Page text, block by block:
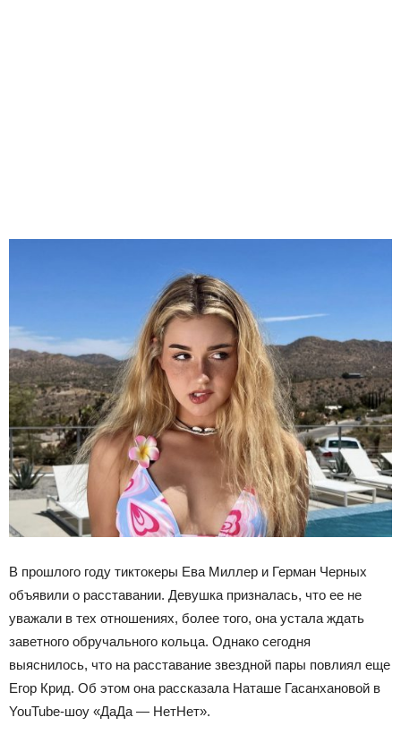
В прошлого году тиктокеры Ева Миллер и Герман Черных
объявили о расставании. Девушка призналась, что ее не
уважали в тех отношениях, более того, она устала ждать
заветного обручального кольца. Однако сегодня
выяснилось, что на расставание звездной пары повлиял еще
Егор Крид. Об этом она рассказала Наташе Гасанхановой в
YouTube-шоу «ДаДа — НетНет».